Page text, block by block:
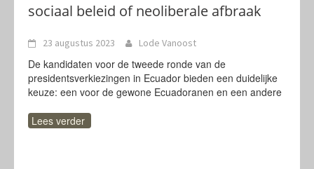
sociaal beleid of neoliberale afbraak
23 augustus 2023 Lode Vanoost
De kandidaten voor de tweede ronde van de
presidentsverkiezingen in Ecuador bieden een duidelijke
keuze: een voor de gewone Ecuadoranen en een andere
Lees verder